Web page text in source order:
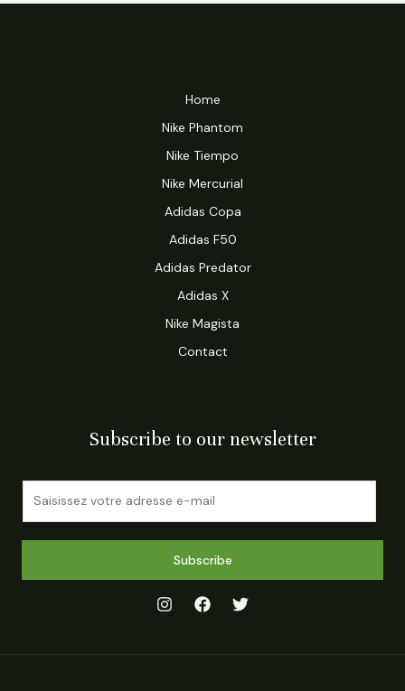
Home
Nike Phantom
Nike Tiempo
Nike Mercurial
Adidas Copa
Adidas F50
Adidas Predator
Adidas X
Nike Magista
Contact
Subscribe to our newsletter
Subscribe